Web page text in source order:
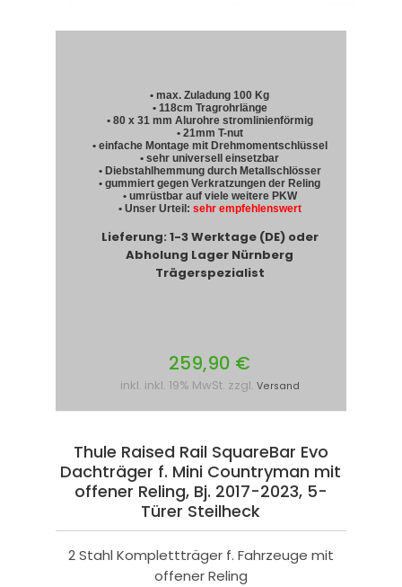
• max. Zuladung 100 Kg
• 118cm Tragrohrlänge
• 80 x 31 mm Alurohre stromlinienförmig
• 21mm T-nut
• einfache Montage mit Drehmomentschlüssel
• sehr universell einsetzbar
• Diebstahlhemmung durch Metallschlösser
• gummiert gegen Verkratzungen der Reling
• umrüstbar auf viele weitere PKW
• Unser Urteil: sehr empfehlenswert
Lieferung: 1-3 Werktage (DE) oder
Abholung Lager Nürnberg
Trägerspezialist
259,90 €
inkl. inkl. 19% MwSt. zzgl. Versand
Thule Raised Rail SquareBar Evo
Dachträger f. Mini Countryman mit
offener Reling, Bj. 2017-2023, 5-
Türer Steilheck
2 Stahl Komplettträger f. Fahrzeuge mit
offener Reling